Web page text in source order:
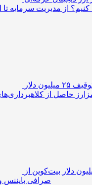
کنیم؟ از مدیریت سرمایه تا
آمریکا در پی توقیف ۲۵ میلیون دلار
حاصل از
۵۸۹ میلیون دلار بیت‌کوین از
صرافی بایننس و